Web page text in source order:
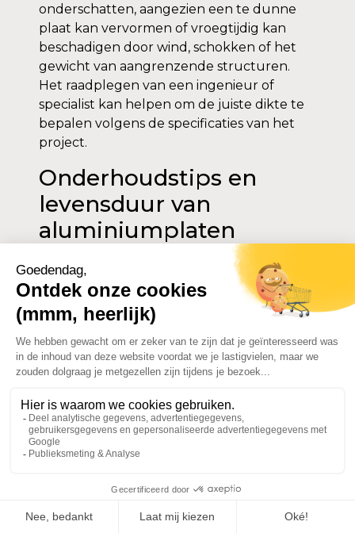
onderschatten, aangezien een te dunne
plaat kan vervormen of vroegtijdig kan
beschadigen door wind, schokken of het
gewicht van aangrenzende structuren.
Het raadplegen van een ingenieur of
specialist kan helpen om de juiste dikte te
bepalen volgens de specificaties van het
project.
Onderhoudstips en
levensduur van
aluminiumplaten
Regelmatig schoonmaken
Regelmatig schoonmaken is essentieel om
het uiterlijk en de duurzaamheid van
aluminiumplaten te behouden. Gebruik
zachte oplossingen, zoals zeepwater, om
vuil en afzettingen te verwijderen, en
vermijd agressieve chemicaliën die de
afwerking van het oppervlak kunnen
beschadigen. Het schoonmaken moet
worden uitgevoerd met niet-schurende
gereedschappen om krassen te
Dit regelmatige onderhoud verwijdert niet